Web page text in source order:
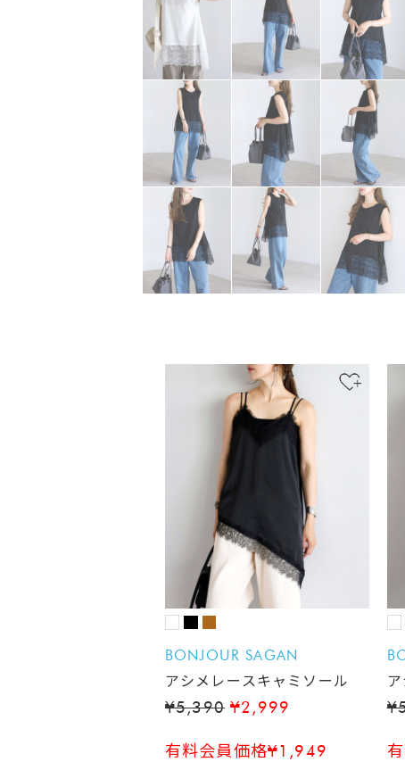
BONJOUR SAGAN
アシメレースキャミソール
¥5,390 ¥2,999
有料会員価格¥1,949
T